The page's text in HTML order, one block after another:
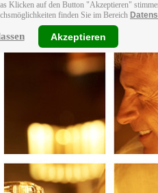
Klicken auf den Button "Akzeptieren"
finden Sie im Bereich
Akzeptieren